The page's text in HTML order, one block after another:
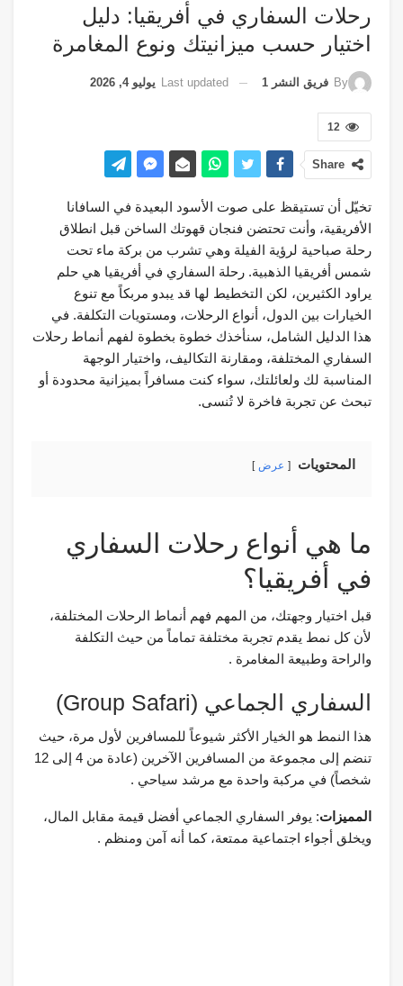
رحلات السفاري في أفريقيا: دليل
اختيار حسب ميزانيتك ونوع المغامرة
By فريق النشر 1 Last updated يوليو 4, 2026
12
Share
تخيّل أن تستيقظ على صوت الأسود البعيدة في السافانا
الأفريقية، وأنت تحتضن فنجان قهوتك الساخن قبل انطلاق
رحلة صباحية لرؤية الفيلة وهي تشرب من بركة ماء تحت
شمس أفريقيا الذهبية. رحلة السفاري في أفريقيا هي حلم
يراود الكثيرين، لكن التخطيط لها قد يبدو مربكاً مع تنوع
الخيارات بين الدول، أنواع الرحلات، ومستويات التكلفة. في
هذا الدليل الشامل، سنأخذك خطوة بخطوة لفهم أنماط رحلات
السفاري المختلفة، ومقارنة التكاليف، واختيار الوجهة
المناسبة لك ولعائلتك، سواء كنت مسافراً بميزانية محدودة أو
تبحث عن تجربة فاخرة لا تُنسى.
المحتويات عرض
ما هي أنواع رحلات السفاري
في أفريقيا؟
قبل اختيار وجهتك، من المهم فهم أنماط الرحلات المختلفة،
لأن كل نمط يقدم تجربة مختلفة تماماً من حيث التكلفة
والراحة وطبيعة المغامرة .
السفاري الجماعي (Group Safari)
هذا النمط هو الخيار الأكثر شيوعاً للمسافرين لأول مرة، حيث
تنضم إلى مجموعة من المسافرين الآخرين (عادة من 4 إلى 12
شخصاً) في مركبة واحدة مع مرشد سياحي .
المميزات: يوفر السفاري الجماعي أفضل قيمة مقابل المال،
ويخلق أجواء اجتماعية ممتعة، كما أنه آمن ومنظم .